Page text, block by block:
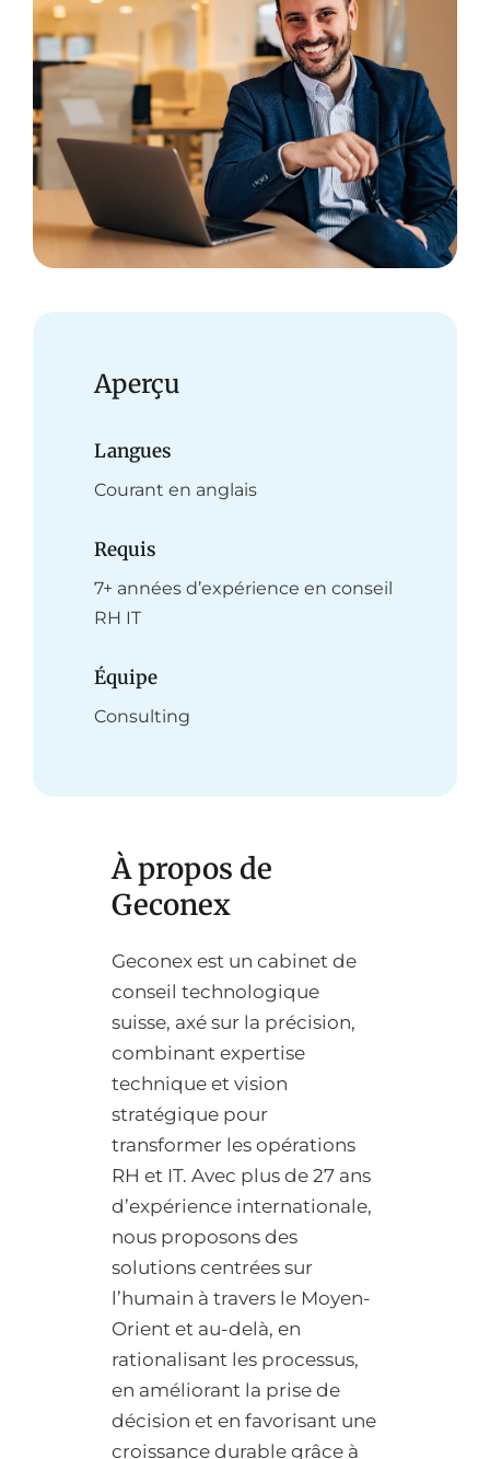
Aperçu
Langues
Courant en anglais
Requis
7+ années d’expérience en conseil
RH IT
Équipe
Consulting
À propos de
Geconex
Geconex est un cabinet de
conseil technologique
suisse, axé sur la précision,
combinant expertise
technique et vision
stratégique pour
transformer les opérations
RH et IT. Avec plus de 27 ans
d’expérience internationale,
nous proposons des
solutions centrées sur
l’humain à travers le Moyen-
Orient et au-delà, en
rationalisant les processus,
en améliorant la prise de
décision et en favorisant une
croissance durable grâce à